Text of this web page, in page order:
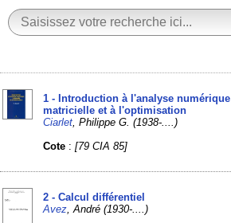
1 - Introduction à l'analyse numérique
matricielle et à l'optimisation
Ciarlet , Philippe G. (1938-....)
Cote :[79 CIA 85]
2 - Calcul différentiel
Avez , André (1930-....)